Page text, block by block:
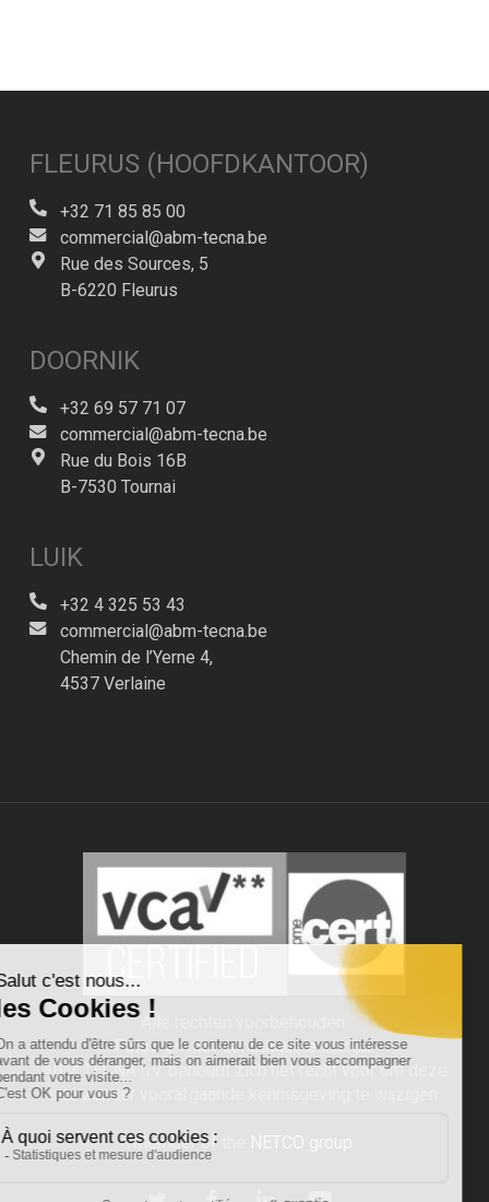
FLEURUS (HOOFDKANTOOR)
+32 71 85 85 00
commercial@abm-tecna.be
Rue des Sources, 5
B-6220 Fleurus
DOORNIK
+32 69 57 71 07
commercial@abm-tecna.be
Rue du Bois 16B
B-7530 Tournai
LUIK
+32 4 325 53 43
commercial@abm-tecna.be
Chemin de l’Yerne 4,
4537 Verlaine
Alle rechten voorbehouden.
Foto's en niet-contractuele inhoud.
ABM TECNA n.v. behoudt zich het recht voor om deze
site zonder voorafgaande kennisgeving te wijzigen.
Member of the
twitter facebooklinkedinyoutube